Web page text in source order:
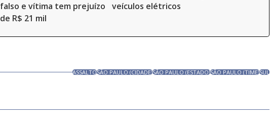
falso e vítima tem prejuízo
de R$ 21 mil
veículos elétricos
ASSALTOSÃO PAULO (CIDADE)SÃO PAULO (ESTADO)SÃO PAULO (TIME)SUL